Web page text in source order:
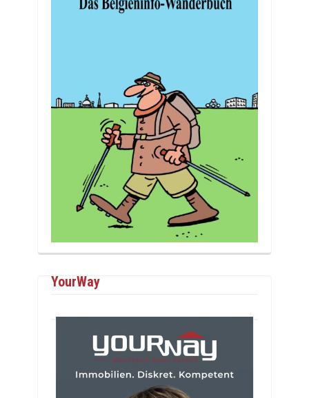
YourWay